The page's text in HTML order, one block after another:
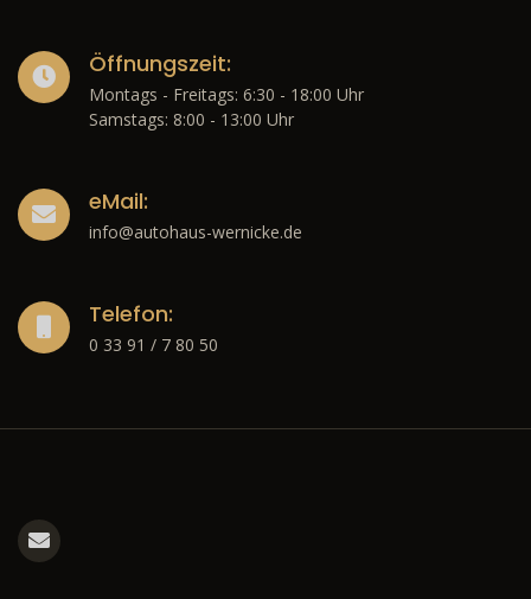
Öffnungszeit:
Montags - Freitags: 6:30 - 18:00 Uhr
Samstags: 8:00 - 13:00 Uhr
eMail:
info@autohaus-wernicke.de
Telefon:
0 33 91 / 7 80 50